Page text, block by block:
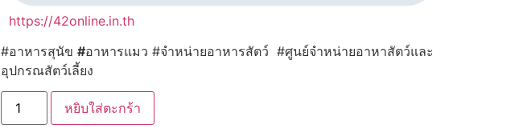
https://42online.in.th
#อาหารสุนัข #อาหารแมว #จำหน่ายอาหารสัตว์ #ศูนย์จำหน่ายอาหาสัตว์และ
อุปกรณสัตว์เลี้ยง
จำนวน
Felix
(เฟลิ
หยิบใส่ตะกร้า